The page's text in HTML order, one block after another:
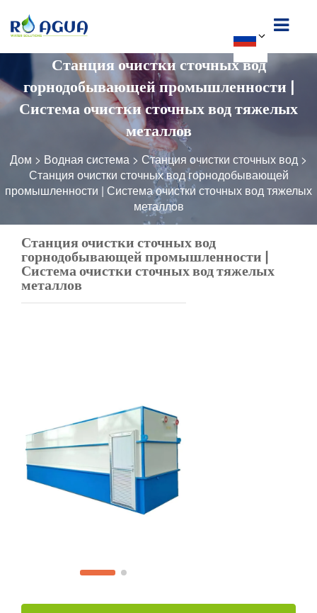
Станция очистки сточных вод
горнодобывающей промышленности |
Система очистки сточных вод тяжелых
металлов
Дом > Водная система > Станция очистки сточных вод >
Станция очистки сточных вод горнодобывающей
промышленности | Система очистки сточных вод тяжелых
металлов
Станция очистки сточных вод
горнодобывающей промышленности |
Система очистки сточных вод тяжелых
металлов